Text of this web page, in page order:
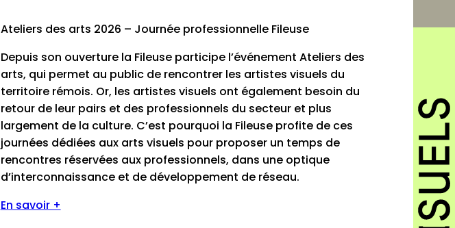
Ateliers des arts 2026 – Journée professionnelle Fileuse
Depuis son ouverture la Fileuse participe l’événement Ateliers des
arts, qui permet au public de rencontrer les artistes visuels du
territoire rémois. Or, les artistes visuels ont également besoin du
retour de leur pairs et des professionnels du secteur et plus
largement de la culture. C’est pourquoi la Fileuse profite de ces
journées dédiées aux arts visuels pour proposer un temps de
rencontres réservées aux professionnels, dans une optique
d’interconnaissance et de développement de réseau.
En savoir +